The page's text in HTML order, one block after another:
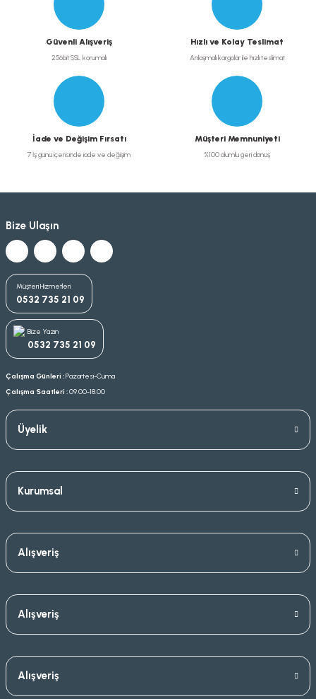
Güvenli Alışveriş
256bit SSL korumalı
Hızlı ve Kolay Teslimat
Anlaşmalı kargolar ile hızlı teslimat
İade ve Değişim Fırsatı
7 İş günü içerisinde iade ve değişim
Müşteri Memnuniyeti
%100 olumlu geri dönüş
Bize Ulaşın
Müşteri Hizmetleri
0532 735 21 09
Bize Yazın
0532 735 21 09
Çalışma Günleri :Pazartesi-Cuma
Çalışma Saatleri :09.00-18.00
Üyelik
Kurumsal
Alışveriş
Alışveriş
Alışveriş